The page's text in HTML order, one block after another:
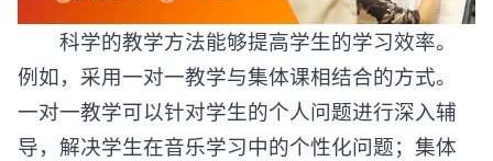
科学的教学方法能够提高学生的学习效率。
例如，采用一对一教学与集体课相结合的方式。
一对一教学可以针对学生的个人问题进行深入辅
导，解决学生在音乐学习中的个性化问题；集体